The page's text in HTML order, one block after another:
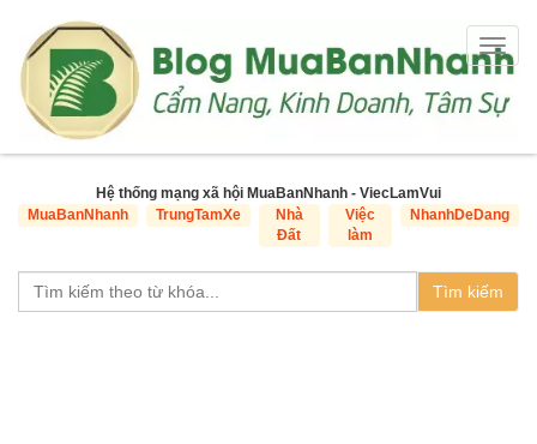
Hệ thống mạng xã hội MuaBanNhanh - ViecLamVui
MuaBanNhanh
TrungTamXe
Nhà
Đất
Việc
làm
NhanhDeDang
Tìm kiếm